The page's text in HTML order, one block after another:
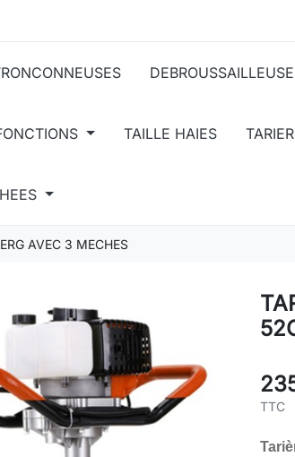
TAILLE HAIES
AVEC 3 MECHES
TTC